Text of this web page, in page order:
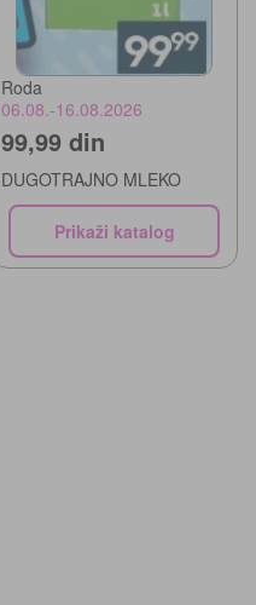
Roda
06.08.-16.08.2026
99,99 din
DUGOTRAJNO MLEKO
Prikaži katalog